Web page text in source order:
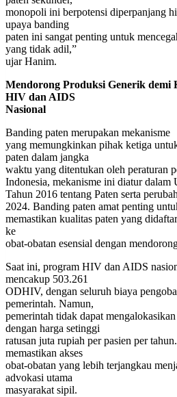
monopoli ini berpotensi diperpanjang
upaya banding
paten ini sangat penting untuk
yang tidak adil,”
ujar Hanim.
Mendorong Produksi Generik demi
HIV dan AIDS
Nasional
Banding paten merupakan mekanisme
yang memungkinkan pihak ketiga
paten dalam jangka
waktu yang ditentukan oleh peraturan
Indonesia, mekanisme ini diatur dalam
Tahun 2016 tentang Paten serta
2024. Banding paten amat penting
memastikan kualitas paten yang
ke
obat-obatan esensial dengan
Saat ini, program HIV dan AIDS
mencakup 503.261
ODHIV, dengan seluruh biaya
pemerintah. Namun,
pemerintah tidak dapat
dengan harga setinggi
ratusan juta rupiah per pasien per
memastikan akses
obat-obatan yang lebih terjangkau
advokasi utama
masyarakat sipil.